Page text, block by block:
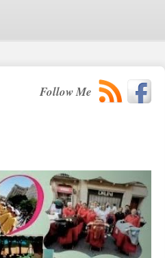
Follow Me